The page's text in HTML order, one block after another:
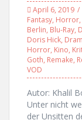
April 6, 2019
Fantasy, Horror,
Berlin, Blu-Ray,
Doris Hick,
Horror, Kino,
Goth, Remake,
VOD
Autor: Khalil
Unter nicht
der Unsitten